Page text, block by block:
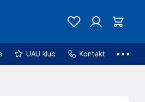
UAU klub Kontakt